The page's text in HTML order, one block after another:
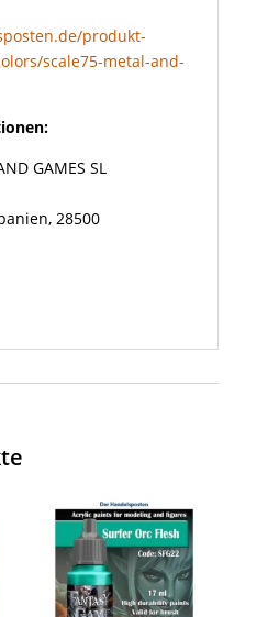
produkt-
scale75-metal-and-
GAMES SL
28500